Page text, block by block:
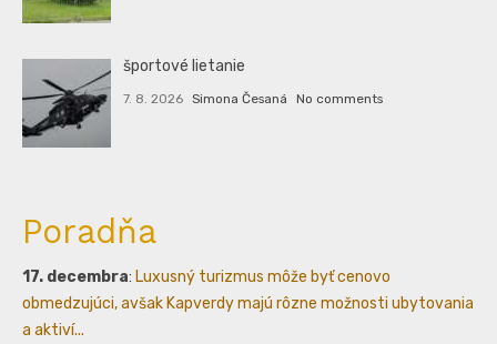
športové lietanie
7. 8. 2026 Simona Česaná No comments
Poradňa
17. decembra: Luxusný turizmus môže byť cenovo
obmedzujúci, avšak Kapverdy majú rôzne možnosti ubytovania
a aktiví...